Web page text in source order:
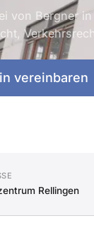
von Bergner
vereinbaren
Rellingen